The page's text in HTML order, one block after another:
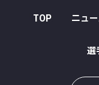
TOP ニュ
選